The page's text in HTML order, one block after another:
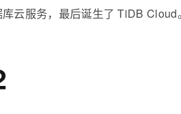
云服务，最后诞生了 TiDB